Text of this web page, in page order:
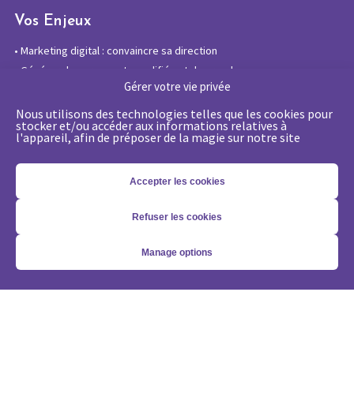
Gérer votre vie privée
Nous utilisons des technologies telles que les cookies pour
stocker et/ou accéder aux informations relatives à
l'appareil, afin de préposer de la magie sur notre site
Accepter les cookies
Refuser les cookies
Manage options
Vos Enjeux
• Marketing digital : convaincre sa direction
Générer des prospects qualifiés et des rendez-vous
Passez d’une logique de leads à une approche compte
•Optimiser ma solution Demandbase
•Optimiser ma solution Marketo
État de l’Art du Marketing Digital B2B
•
•
Stratégie Account-Based GTM
•Marketing Automation avec Marketo
•Account-Based GTM avec Demandbase